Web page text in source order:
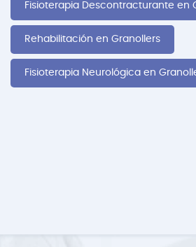
Fisioterapia Descontracturante en
Rehabilitación en Granollers
Fisioterapia Neurológica en